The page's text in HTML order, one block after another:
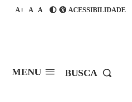
A+ A A− ACESSIBILIDADE
MENU BUSCA